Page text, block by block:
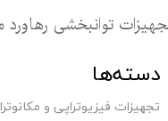
توانبخشی رهاورد
دسته‌ها
تجهیزات فیزیوتراپی و